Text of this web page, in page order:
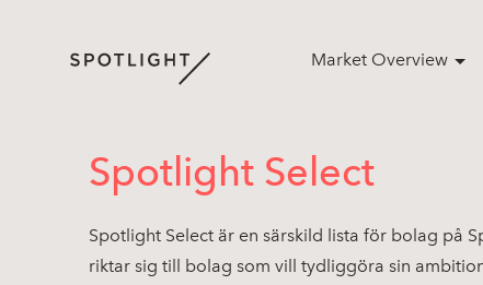
Market Overview
Spotlight Select
Spotlight Select är en särskild lista för bolag på
riktar sig till bolag som vill tydliggöra sin